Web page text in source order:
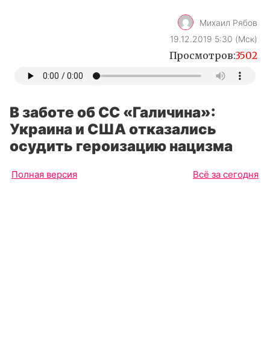
Михаил Рябов
19.12.2019 5:30 (Мск)
Просмотров:3502
В заботе об СС «Галичина»:
Украина и США отказались
осудить героизацию нацизма
Полная версия Всё за сегодня